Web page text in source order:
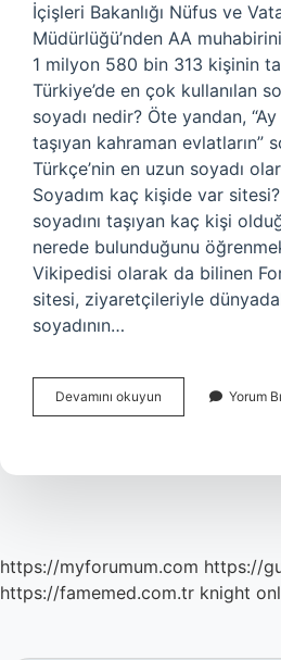
İçişleri Bakanlığı Nüfus ve
Müdürlüğü’nden AA
1 milyon 580 bin 313 kişinin
Türkiye’de en çok kullanılan
soyadı nedir? Öte yandan, “Ay
taşıyan kahraman evlatların”
Türkçe’nin en uzun soyadı
Soyadım kaç kişide var
soyadını taşıyan kaç kişi
nerede bulunduğunu
Vikipedisi olarak da bilinen
sitesi, ziyaretçileriyle
soyadının…
Devamını okuyun
Soyadı
Var
Yorum
https://myforumum.com https://
https://famemed.com.tr knight